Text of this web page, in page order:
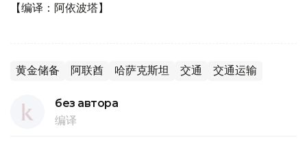
【编译：阿依波塔】
黄金储备 阿联酋 哈萨克斯坦 交通 交通运输
без автора
编译